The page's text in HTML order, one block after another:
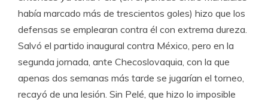
había marcado más de trescientos goles) hizo que los
defensas se emplearan contra él con extrema dureza.
Salvó el partido inaugural contra México, pero en la
segunda jornada, ante Checoslovaquia, con la que
apenas dos semanas más tarde se jugarían el torneo,
recayó de una lesión. Sin Pelé, que hizo lo imposible